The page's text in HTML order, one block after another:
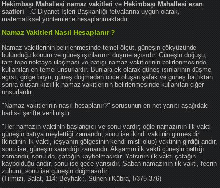
Hekimbaşı Mahallesi namaz vakitleri ve Hekimbaşı Mahallesi ezan
saatleri T.C Diyanet İşleri Başkanlığı fetvalarına uygun olarak,
matematiksel yöntemlerle hesaplanmaktadır.
Namaz Vakitleri Nasıl Hesaplanır ?
Namaz vakitlerinin belirlenmesinde temel ölçüt, güneşin gökyüzünde
bulunduğu konum ve güneş ışınlarının düşme açısıdır. Güneşin doğuşu,
tam tepe noktaya ulaşması ve batışı namaz vakitlerinin belirlenmesinde
kullanılan en temel unsurlardır. Bunlara ek olarak güneş ışınlarının düşme
açısı, gölge boyu, güneş doğmadan önce oluşan şafak ve güneş battıktan
sonra oluşan kızıllık namaz vakitlerinin belirlenmesinde kullanılan diğer
unsurlardır.
"Namaz vakitlerinin nasıl hesaplanır?" sorusunun en net yanıtı aşağıdaki
hadis-i şerifte verilmiştir.
"Her namazın vaktinin başlangıcı ve sonu vardır; öğle namazının ilk vakti
güneşin batıya meylettiği zamandır, sonu ise ikindi vaktinin girmesidir.
İkindinin ilk vakti, (eşyanın gölgesinin kendi misli olup) vaktinin girdiği andır,
sonu ise, güneşin sarardığı zamandır. Akşamın ilk vakti güneşin battığı
zamandır, sonu da, şafağın kaybolmasıdır. Yatsının ilk vakti şafağın
kaybolduğu andır, sonu ise gece yarısıdır. Sabah namazının ilk vakti, fecrin
zuhuru, sonu ise güneşin doğmasıdır.
(Tirmizi, Salat, 114; Beyhaki;, Sünen-i Kübra, I/375-376)